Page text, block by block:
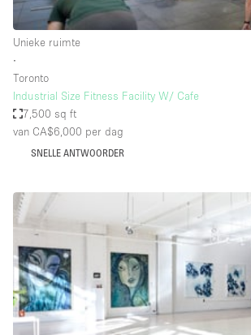
Keuken
Kledingrek
Meerdere kamers
Schitterend uitzicht
Smoking Area
Soundproof
Unieke ruimte
∙
Toronto
Industrial Size Fitness Facility W/ Cafe
7,500 sq ft
van CA$6,000 per dag
SNELLE ANTWOORDER